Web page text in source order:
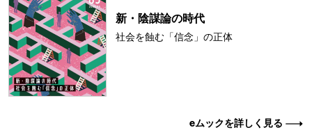
新・陰謀論の時代
社会を蝕む「信念」の正体
eムックを詳しく見る